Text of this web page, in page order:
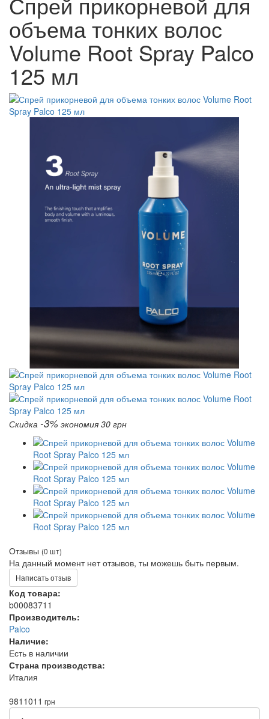
объема тонких волос
Volume Root Spray Palco
125 мл
Скидка -3% экономия 30 грн
Отзывы (0 шт)
На данный момент нет отзывов, ты можешь быть первым.
Написать отзыв
Код товара:
b00083711
Производитель:
Palco
Наличие:
Есть в наличии
Страна производства:
Италия
981 1011 грн